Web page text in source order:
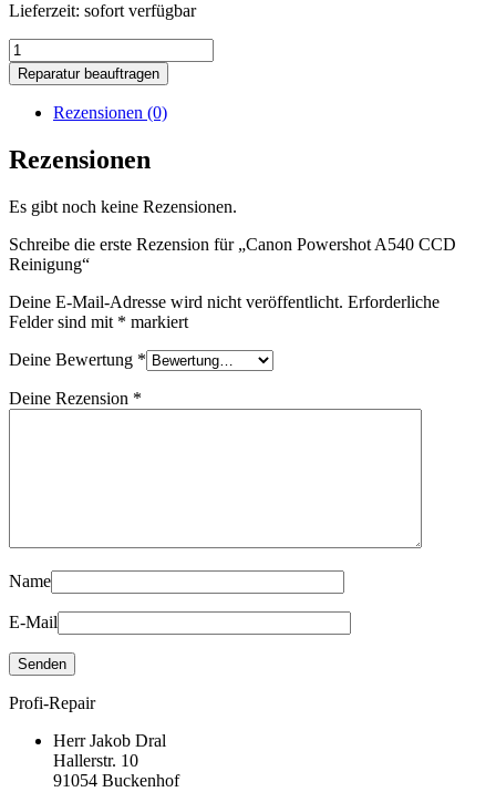
Lieferzeit: sofort verfügbar
Canon
Powershot
A540
CCD
Reinigung
Menge
Reparatur beauftragen
Rezensionen (0)
Rezensionen
Es gibt noch keine Rezensionen.
Schreibe die erste Rezension für „Canon Powershot A540 CCD
Reinigung“
Deine E-Mail-Adresse wird nicht veröffentlicht. Erforderliche
Felder sind mit * markiert
Deine Bewertung *
Deine Rezension *
Name
E-Mail
Profi-Repair
Herr Jakob Dral
Hallerstr. 10
91054 Buckenhof